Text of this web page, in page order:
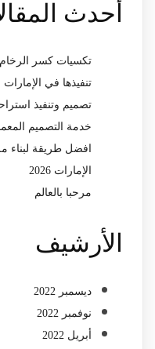
أحدث
تكسيات كسر
تنفيذها في الإمارات
تصميم وتنفيذ
خدمة التصميم
افضل طريقة
الإمارات 2026
مرحبا بالعالم
الأرشيف
ديسمبر 2022
نوفمبر 2022
أبريل 2022